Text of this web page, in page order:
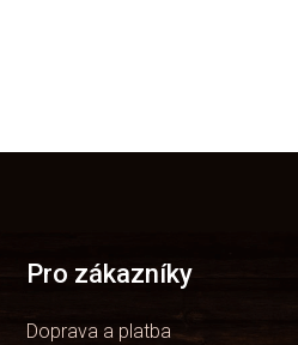
Pro zákazníky
Doprava a platba